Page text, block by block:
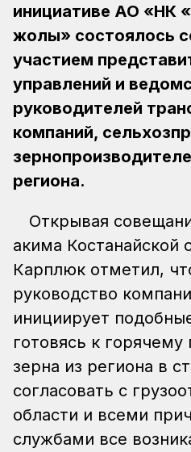
инициативе АО «НК
жолы» состоялось
участием
управлений и
руководителей
компаний,
региона.
Открывая
акима Костанайской
Карплюк отметил,
руководство
инициирует
готовясь к горячему
зерна из региона в
согласовать с
области и всеми
службами все